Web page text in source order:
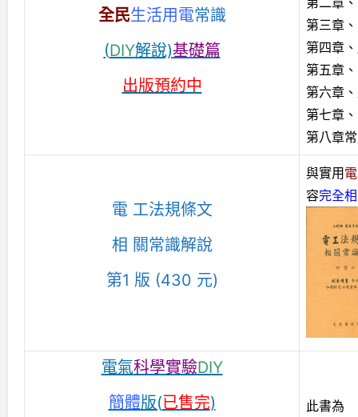
全民生活用電常識
(DIY解說)基礎篇
出版預約中
第三章
第四章
第五章
第六章
第七章
第八章
電 工法規條文
相 關常識解說
第1 版 (430 元)
與實用
容完全
電氣科學實驗DIY
簡體版(已售完) 此書為